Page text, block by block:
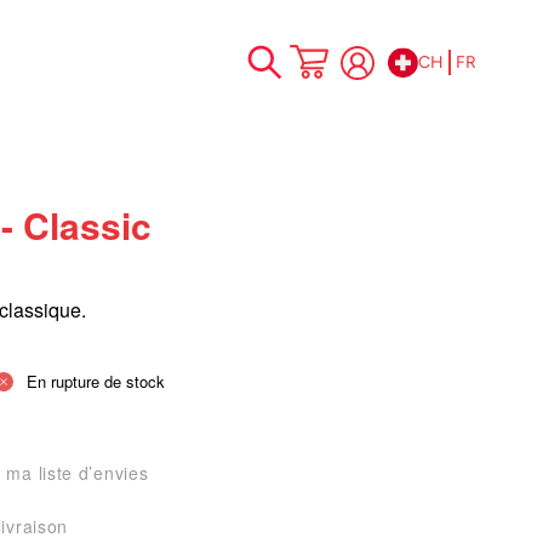
Allez
CH FR
Classic
En rupture de stock
liste d’envies